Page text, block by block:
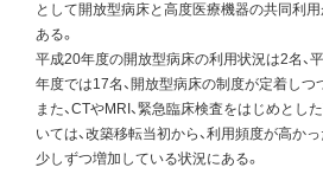
として開放型病床と高度医療機器の共同利
ある。
平成20年度の開放型病床の利用状況は2名、
年度では17名、開放型病床の制度が定着しつ
また、CTやMRI、緊急臨床検査をはじめとし
いては、改築移転当初から、利用頻度が高か
少しずつ増加している状況にある。